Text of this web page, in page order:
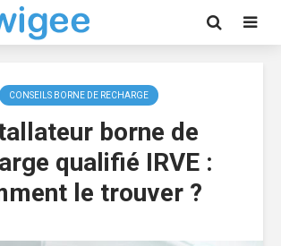
CONSEILS BORNE DE RECHARGE
borne de
qualifié IRVE :
le trouver ?